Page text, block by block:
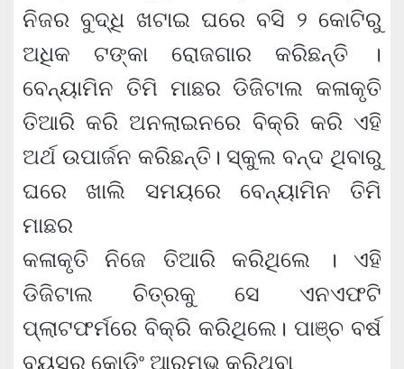
ନିଜର ବୁଦ୍ଧି ଖଟାଇ ଘରେ ବସି ୨ କୋଟିରୁ
ଅଧିକ ଟଙ୍କା ରୋଜଗାର କରିଛନ୍ତି ।
ବେନ୍ୟାମିନ ତିମି ମାଛର ଡିଜିଟାଲ କଳାକୃତି
ତିଆରି କରି ଅନଲାଇନରେ ବିକ୍ରି କରି ଏହି
ଅର୍ଥ ଉପାର୍ଜନ କରିଛନ୍ତି। ସ୍କୁଲ ବନ୍ଦ ଥିବାରୁ
ଘରେ ଖାଲି ସମୟରେ ବେନ୍ୟାମିନ ତିମି
ମାଛର
କଳାକୃତି ନିଜେ ତିଆରି କରିଥିଲେ । ଏହି
ଡିଜିଟାଲ ଚିତ୍ରକୁ ସେ ଏନଏଫଟି
ପ୍ଲାଟଫର୍ମରେ ବିକ୍ରି କରିଥିଲେ। ପାଞ୍ଚ ବର୍ଷ
ବୟସରୁ କୋଡିଂ ଆରମ୍ଭ କରିଥିବା